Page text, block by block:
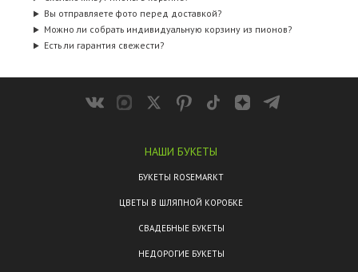
Вы отправляете фото перед доставкой?
Можно ли собрать индивидуальную корзину из пионов?
Есть ли гарантия свежести?
НАШИ БУКЕТЫ
БУКЕТЫ ROSEMARKT
ЦВЕТЫ В ШЛЯПНОЙ КОРОБКЕ
СВАДЕБНЫЕ БУКЕТЫ
НЕДОРОГИЕ БУКЕТЫ